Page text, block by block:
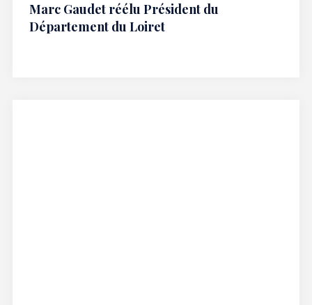
Marc Gaudet réélu Président du
Département du Loiret